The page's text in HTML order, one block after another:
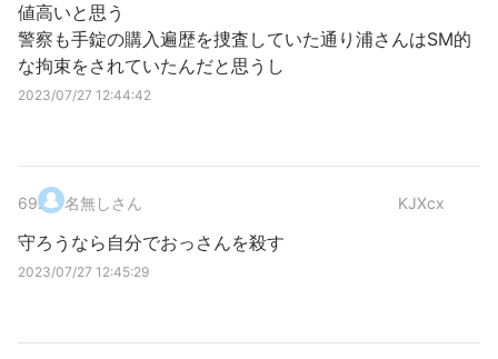
値高いと思う
警察も手錠の購入遍歴を捜査していた通り浦さんはSM的
な拘束をされていたんだと思うし
2023/07/27 12:44:42
69. 名無しさん KJXcx
守ろうなら自分でおっさんを殺す
2023/07/27 12:45:29